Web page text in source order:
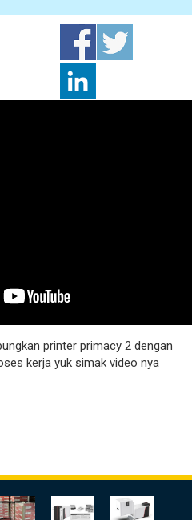
printer primacy 2 dengan
kerja yuk simak video nya